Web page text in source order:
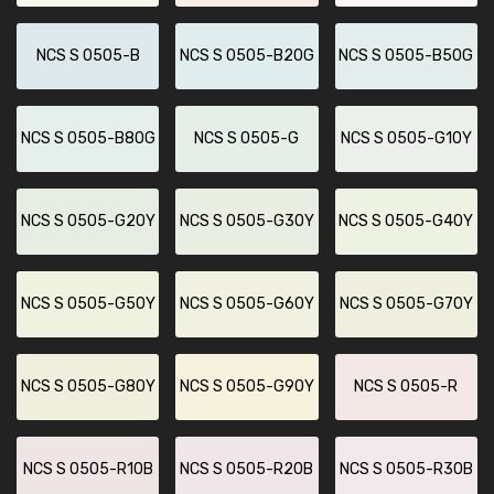
NCS S 0505-B NCS S 0505-B20G NCS S 0505-B50G
NCS S 0505-B80G NCS S 0505-G NCS S 0505-G10Y
NCS S 0505-G20Y NCS S 0505-G30Y NCS S 0505-G40Y
NCS S 0505-G50Y NCS S 0505-G60Y NCS S 0505-G70Y
NCS S 0505-G80Y NCS S 0505-G90Y NCS S 0505-R
NCS S 0505-R10B NCS S 0505-R20B NCS S 0505-R30B